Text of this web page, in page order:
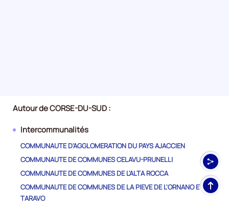
Autour de CORSE-DU-SUD :
Intercommunalités
COMMUNAUTE D'AGGLOMERATION DU PAYS AJACCIEN
COMMUNAUTE DE COMMUNES CELAVU-PRUNELLI
COMMUNAUTE DE COMMUNES DE L'ALTA ROCCA
COMMUNAUTE DE COMMUNES DE LA PIEVE DE L'ORNANO ET DU
TARAVO
Haut
de